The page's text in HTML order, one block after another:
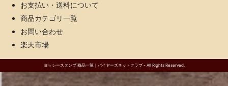
お支払い・送料について
商品カテゴリ一覧
お問い合わせ
楽天市場
ヨッシースタンプ 商品一覧｜バイヤーズネットクラブ - All Rights Reserved.